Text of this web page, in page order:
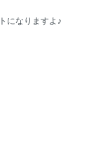
になりますよ♪